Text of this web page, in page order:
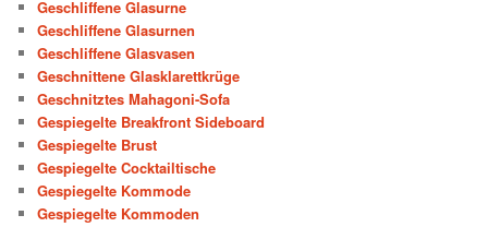
Geschliffene Glasurne
Geschliffene Glasurnen
Geschliffene Glasvasen
Geschnittene Glasklarettkrüge
Geschnitztes Mahagoni-Sofa
Gespiegelte Breakfront Sideboard
Gespiegelte Brust
Gespiegelte Cocktailtische
Gespiegelte Kommode
Gespiegelte Kommoden